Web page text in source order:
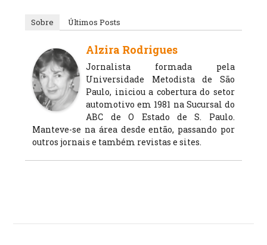
Sobre Últimos Posts
Alzira Rodrigues
Jornalista formada pela
Universidade Metodista de São
Paulo, iniciou a cobertura do setor
automotivo em 1981 na Sucursal do
ABC de O Estado de S. Paulo.
Manteve-se na área desde então, passando por
outros jornais e também revistas e sites.